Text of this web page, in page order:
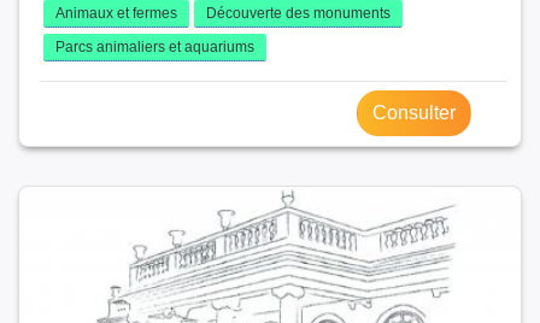
Animaux et fermes
Découverte des monuments
Parcs animaliers et aquariums
Consulter